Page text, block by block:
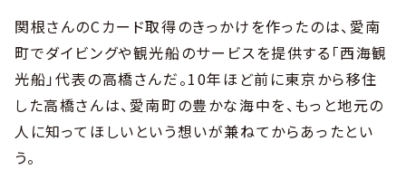
関根さんのCカード取得のきっかけを作ったのは、愛南
町でダイビングや観光船のサービスを提供する「西海観
光船」代表の高橋さんだ。10年ほど前に東京から移住
した高橋さんは、愛南町の豊かな海中を、もっと地元の
人に知ってほしいという想いが兼ねてからあったとい
う。